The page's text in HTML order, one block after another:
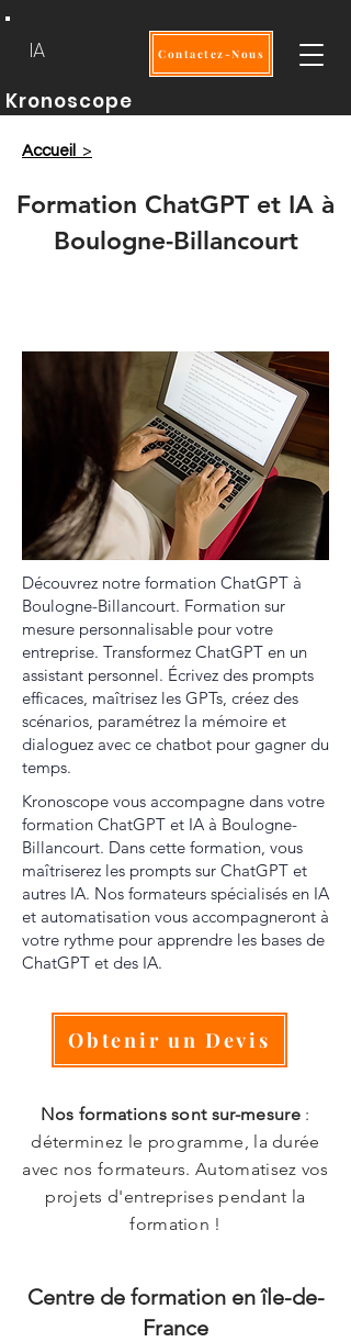
IA Contactez-Nous
Kronoscope
Accueil >
Formation ChatGPT et IA à
Boulogne-Billancourt
Découvrez notre formation ChatGPT à
Boulogne-Billancourt. Formation sur
mesure personnalisable pour votre
entreprise. Transformez ChatGPT en un
assistant personnel. Écrivez des prompts
efficaces, maîtrisez les GPTs, créez des
scénarios, paramétrez la mémoire et
dialoguez avec ce chatbot pour gagner du
temps.
Kronoscope vous accompagne dans votre
formation ChatGPT et IA à Boulogne-
Billancourt. Dans cette formation, vous
maîtriserez les prompts sur ChatGPT et
autres IA. Nos formateurs spécialisés en IA
et automatisation vous accompagneront à
votre rythme pour apprendre les bases de
ChatGPT et des IA.
Obtenir un Devis
Nos formations sont sur-mesure:
déterminez le programme, la durée
avec nos formateurs. Automatisez vos
projets d'entreprises pendant la
formation !
Centre de formation en île-de-
France